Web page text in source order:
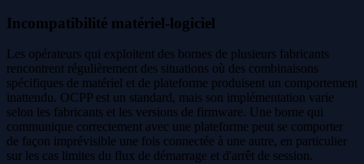
Incompatibilité matériel-logiciel
Les opérateurs qui exploitent des bornes de plusieurs fabricants
rencontrent régulièrement des situations où des combinaisons
spécifiques de matériel et de plateforme produisent un comportement
inattendu. OCPP est un standard, mais son implémentation varie
selon les fabricants et les versions de firmware. Une borne qui
communique correctement avec une plateforme peut se comporter
de façon imprévisible une fois connectée à une autre, en particulier
sur les cas limites du flux de démarrage et d'arrêt de session.